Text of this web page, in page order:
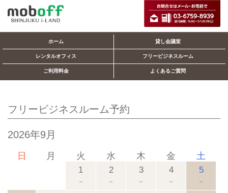
ホーム 貸し会議室
レンタルオフィス フリービジネスルーム
ご利用料金 よくあるご質問
フリービジネスルーム予約
2026年9月
日 月 火 水 木 金 土
1
－
2
－
3
－
4
－
5
－